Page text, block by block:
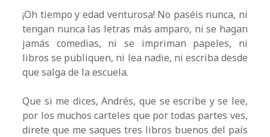
¡Oh tiempo y edad venturosa! No paséis nunca, ni
tengan nunca las letras más amparo, ni se hagan
jamás comedias, ni se impriman papeles, ni
libros se publiquen, ni lea nadie, ni escriba desde
que salga de la escuela.
Que si me dices, Andrés, que se escribe y se lee,
por los muchos carteles que por todas partes ves,
direte que me saques tres libros buenos del país